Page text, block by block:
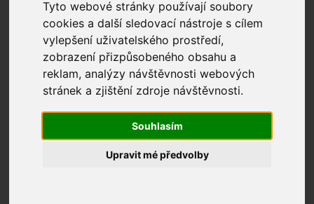
Tyto webové stránky používají soubory
cookies a další sledovací nástroje s cílem
vylepšení uživatelského prostředí,
zobrazení přizpůsobeného obsahu a
reklam, analýzy návštěvnosti webových
stránek a zjištění zdroje návštěvnosti.
Souhlasím
Upravit mé předvolby